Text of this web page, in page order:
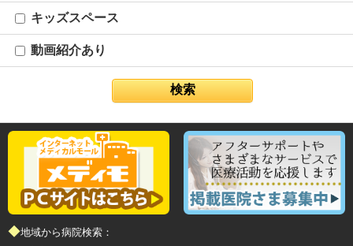
キッズスペース
動画紹介あり
◆地域から病院検索：